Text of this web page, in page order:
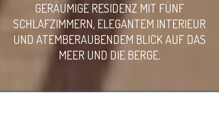
GERÄUMIGE RESIDENZ MIT FÜNF
SCHLAFZIMMERN, ELEGANTEM INTERIEUR
UND ATEMBERAUBENDEM BLICK AUF DAS
MEER UND DIE BERGE.